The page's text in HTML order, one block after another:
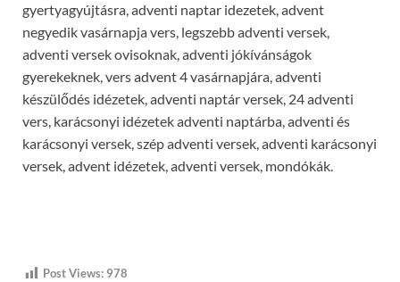
gyertyagyújtásra, adventi naptar idezetek, advent
negyedik vasárnapja vers, legszebb adventi versek,
adventi versek ovisoknak, adventi jókívánságok
gyerekeknek, vers advent 4 vasárnapjára, adventi
készülődés idézetek, adventi naptár versek, 24 adventi
vers, karácsonyi idézetek adventi naptárba, adventi és
karácsonyi versek, szép adventi versek, adventi karácsonyi
versek, advent idézetek, adventi versek, mondókák.
Post Views: 978